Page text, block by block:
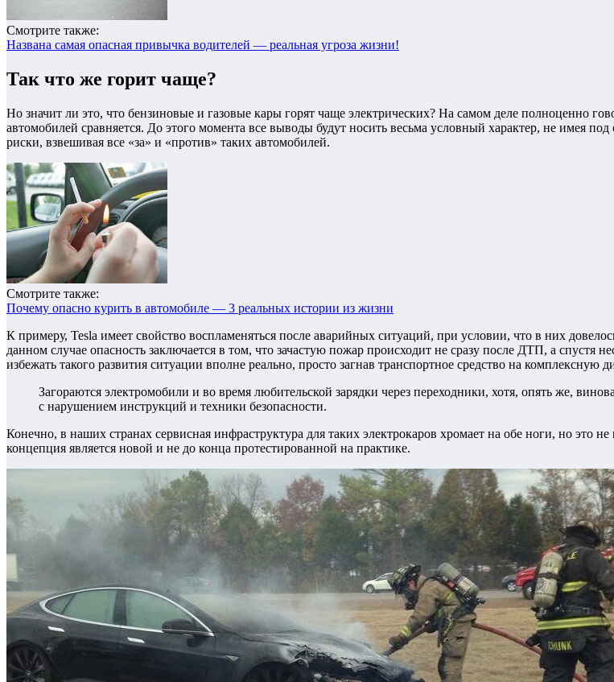
Смотрите также:
Названа самая опасная привычка водителей — реальная угроза жизни!
Так что же горит чаще?
Но значит ли это, что бензиновые и газовые кары горят чаще электрических? На самом деле полноценно
автомобилей сравняется. До этого момента все выводы будут носить весьма условный характер, не имея
риски, взвешивая все «за» и «против» таких автомобилей.
Смотрите также:
Почему опасно курить в автомобиле — 3 реальных истории из жизни
К примеру, Tesla имеет свойство воспламеняться после аварийных ситуаций, при условии, что в них
данном случае опасность заключается в том, что зачастую пожар происходит не сразу после ДТП, а спустя
избежать такого развития ситуации вполне реально, просто загнав транспортное средство на комплексную
Загораются электромобили и во время любительской зарядки через переходники, хотя, опять же,
с нарушением инструкций и техники безопасности.
Конечно, в наших странах сервисная инфраструктура для таких электрокаров хромает на обе ноги, но это
концепция является новой и не до конца протестированной на практике.